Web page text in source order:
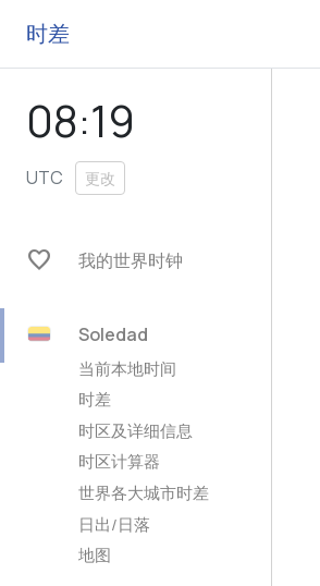
时差
08:19
UTC 更改
favorite 我的世界时钟
Soledad
当前本地时间
时差
时区及详细信息
时区计算器
世界各大城市时差
日出/日落
地图